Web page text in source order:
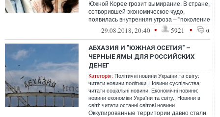
Южной Корее грозит вымирание. В стране,
сотворившей экономическое чудо,
появилась внутренняя угроза – "поколение
сампо".29.08.2018, 20:40 • 5921 • 0
АБХАЗИЯ И "ЮЖНАЯ ОСЕТИЯ" –
ЧЕРНЫЕ ЯМЫ ДЛЯ РОССИЙСКИХ
ДЕНЕГ
Категорія: Політичні новини України та світу:
читати новини політики Новини суспільства:
читати соціальні новини Економічні новини:
новини економіки України та світу.
Новини в
світі: читати останні світові новини
Оккупированные территории давно стали